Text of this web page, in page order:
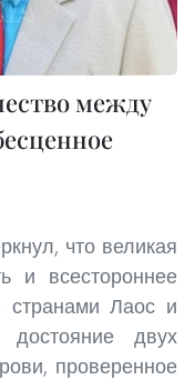
между
что великая
и всестороннее
странами Лаос и
двух
проверенное